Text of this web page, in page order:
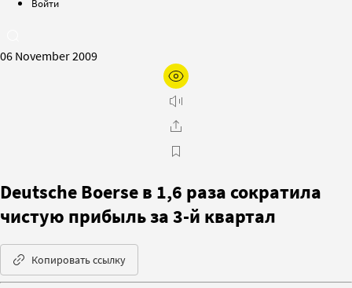
Войти
06 November 2009
Deutsche Boerse в 1,6 раза сократила
чистую прибыль за 3-й квартал
Копировать ссылку